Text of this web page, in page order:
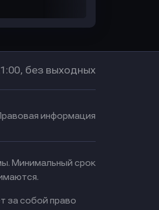
без выходных
информация
Минимальный срок
за собой право